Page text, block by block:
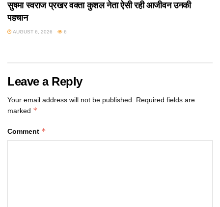
सुषमा स्वराज प्रखर वक्ता कुशल नेता ऐसी रही आजीवन उनकी
पहचान
AUGUST 6, 2026 6
Leave a Reply
Your email address will not be published. Required fields are
marked *
Comment *